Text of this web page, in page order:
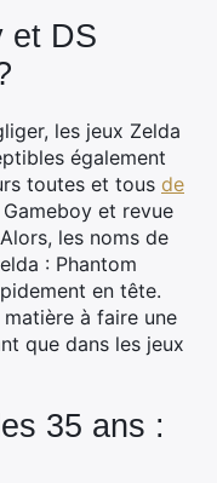
et DS
les jeux Zelda
également
toutes et tous de
et revue
les noms de
: Phantom
en tête.
à faire une
que dans les jeux
35 ans :×